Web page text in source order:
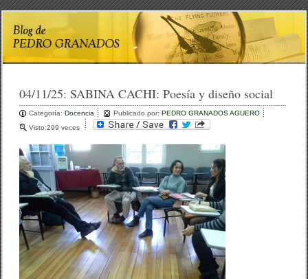
04/11/25:SABINA CACHI: Poesía y diseño social
Categoría:Docencia Publicado por:PEDRO GRANADOS AGUERO
Visto:299 veces